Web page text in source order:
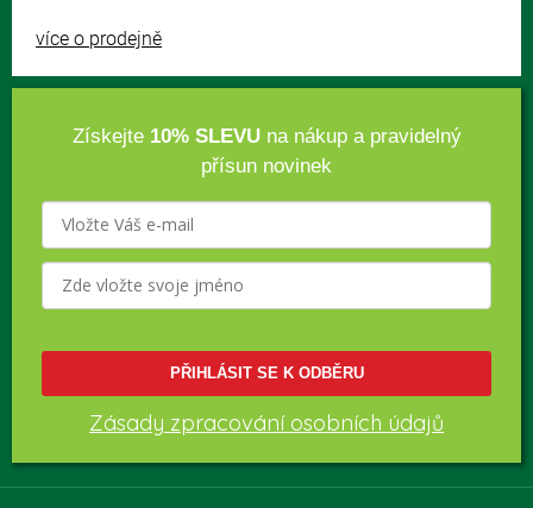
více o prodejně
Získejte 10% SLEVUna nákup a pravidelný
přísun novinek
PŘIHLÁSIT SE K ODBĚRU
Zásady zpracování osobních údajů